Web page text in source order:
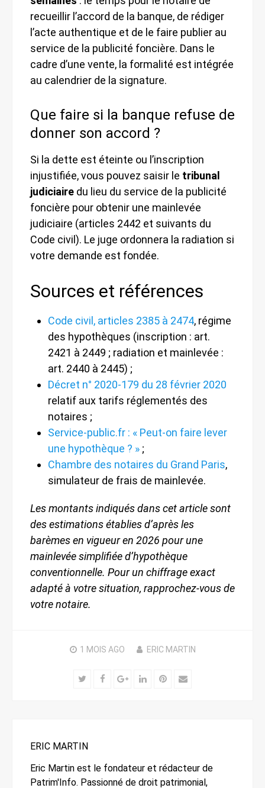
recueillir l’accord de la banque, de rédiger
l’acte authentique et de le faire publier au
service de la publicité foncière. Dans le
cadre d’une vente, la formalité est intégrée
au calendrier de la signature.
Que faire si la banque refuse de
donner son accord ?
Si la dette est éteinte ou l’inscription
injustifiée, vous pouvez saisir le tribunal
judiciaire du lieu du service de la publicité
foncière pour obtenir une mainlevée
judiciaire (articles 2442 et suivants du
Code civil). Le juge ordonnera la radiation si
votre demande est fondée.
Sources et références
Code civil, articles 2385 à 2474, régime
des hypothèques (inscription : art.
2421 à 2449 ; radiation et mainlevée :
art. 2440 à 2445) ;
Décret n° 2020-179 du 28 février 2020
relatif aux tarifs réglementés des
notaires ;
Service-public.fr : « Peut-on faire lever
une hypothèque ? » ;
Chambre des notaires du Grand Paris,
simulateur de frais de mainlevée.
Les montants indiqués dans cet article sont
des estimations établies d’après les
barèmes en vigueur en 2026 pour une
mainlevée simplifiée d’hypothèque
conventionnelle. Pour un chiffrage exact
adapté à votre situation, rapprochez-vous de
votre notaire.
1 MOIS AGO ERIC MARTIN
TwitterFacebookGoogle+
LinkedInPinterest
Email
ERIC MARTIN
Eric Martin est le fondateur et rédacteur de
Patrim'Info. Passionné de droit patrimonial,